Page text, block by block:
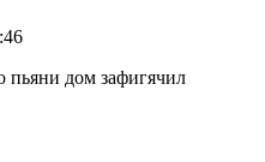
пьяни дом зафигячил